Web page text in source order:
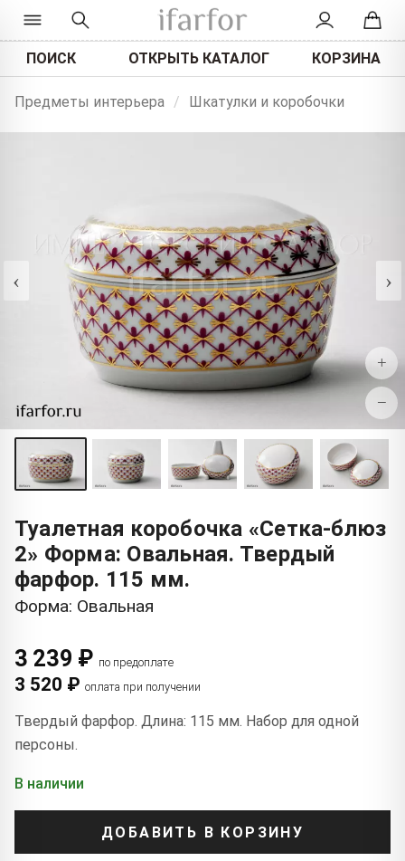
ПОИСК ОТКРЫТЬ КАТАЛОГ КОРЗИНА
Предметы интерьера / Шкатулки и коробочки
‹ ›
+
−
Туалетная коробочка «Сетка-блюз
2» Форма: Овальная. Твердый
фарфор. 115 мм.
Форма: Овальная
3 239 ₽ по предоплате
3 520 ₽ оплата при получении
Твердый фарфор. Длина: 115 мм. Набор для одной
персоны.
В наличии
ДОБАВИТЬ В КОРЗИНУ